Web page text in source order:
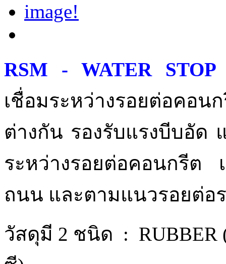
RSM - WATER STOP
เชื่อมระหว่างรอยต่อคอ
ต่างกัน รองรับแรงบีบอัด
ระหว่างรอยต่อคอนกรีต
ถนน และตามแนวรอยต่อ
วัสดุมี 2 ชนิด : RUBBER